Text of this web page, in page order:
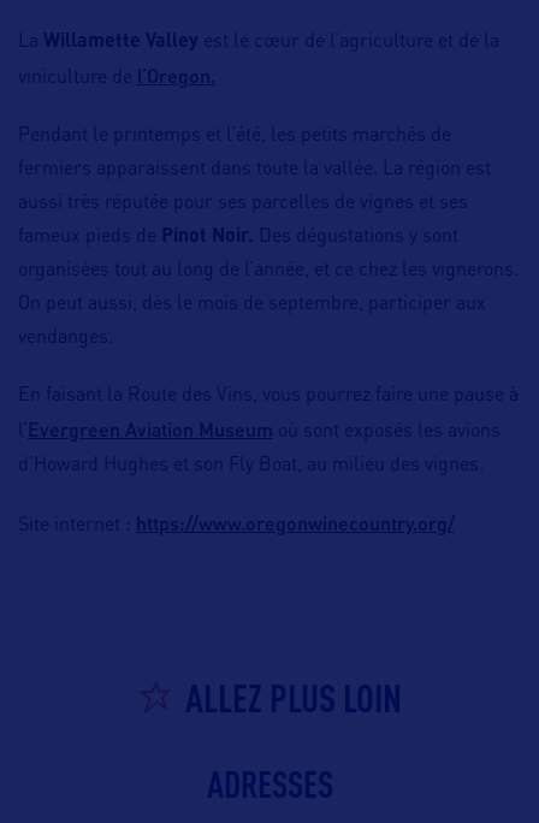
La Willamette Valley est le cœur de l’agriculture et de la
viniculture de l’Oregon.
Pendant le printemps et l’été, les petits marchés de
fermiers apparaissent dans toute la vallée. La région est
aussi très réputée pour ses parcelles de vignes et ses
fameux pieds de Pinot Noir. Des dégustations y sont
organisées tout au long de l’année, et ce chez les vignerons.
On peut aussi, dès le mois de septembre, participer aux
vendanges.
En faisant la Route des Vins, vous pourrez faire une pause à
l’ Evergreen Aviation Museum
où sont exposés les avions
d’Howard Hughes et son Fly Boat, au milieu des vignes.
Site internet : https://www.oregonwinecountry.org/
ALLEZ PLUS LOIN
ADRESSES